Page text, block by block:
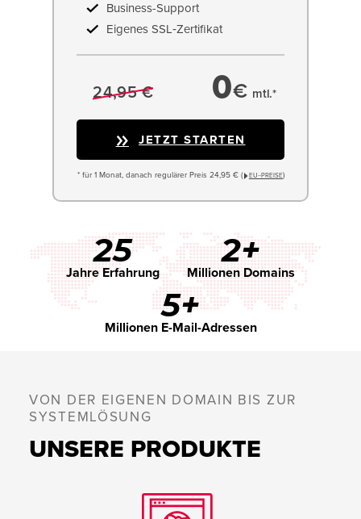
Business-Support
Eigenes SSL‑Zertifikat
24,95 € 0€ mtl.*
JETZT STARTEN
* für 1 Monat, danach regulärer Preis 24,95 € ( EU−PREISE)
25
Jahre Erfahrung
2+
Millionen Domains
5+
Millionen E-Mail-Adressen
VON DER EIGENEN DOMAIN BIS ZUR
SYSTEMLÖSUNG
UNSERE PRODUKTE